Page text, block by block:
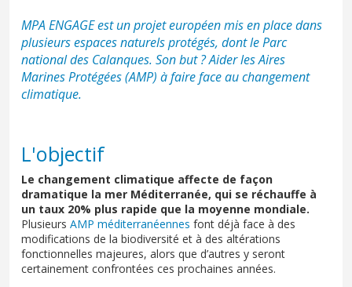
MPA ENGAGE est un projet européen mis en place dans
plusieurs espaces naturels protégés, dont le Parc
national des Calanques. Son but ? Aider les Aires
Marines Protégées (AMP) à faire face au changement
climatique.
L'objectif
Le changement climatique affecte de façon
dramatique la mer Méditerranée, qui se réchauffe à
un taux 20% plus rapide que la moyenne mondiale.
Plusieurs AMP méditerranéennes font déjà face à des
modifications de la biodiversité et à des altérations
fonctionnelles majeures, alors que d’autres y seront
certainement confrontées ces prochaines années.